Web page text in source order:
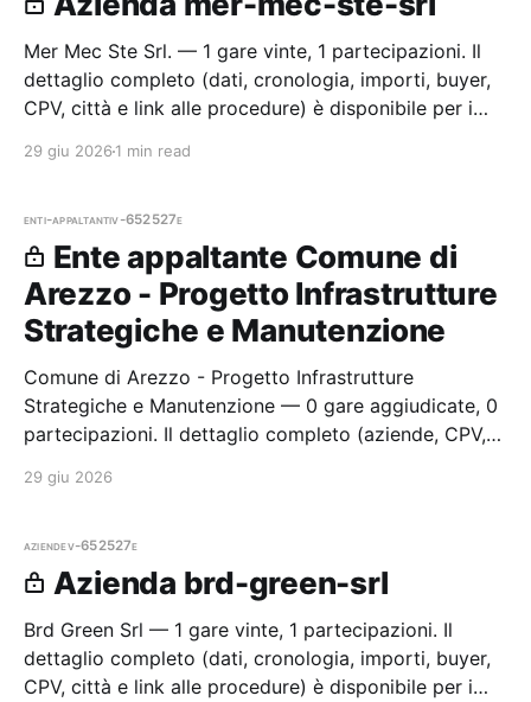
Mer Mec Ste Srl. — 1 gare vinte, 1 partecipazioni. Il
dettaglio completo (dati, cronologia, importi, buyer,
CPV, città e link alle procedure) è disponibile per i
29 giu 2026 1 min read
enti-appaltantiv-652527e
Ente appaltante Comune di
Arezzo - Progetto Infrastrutture
Strategiche e Manutenzione
Comune di Arezzo - Progetto Infrastrutture
Strategiche e Manutenzione — 0 gare aggiudicate, 0
partecipazioni. Il dettaglio completo (aziende, CPV,
per i membri Radar.
29 giu 2026
aziendev-652527e
Azienda brd-green-srl
Brd Green Srl — 1 gare vinte, 1 partecipazioni. Il
dettaglio completo (dati, cronologia, importi, buyer,
CPV, città e link alle procedure) è disponibile per i